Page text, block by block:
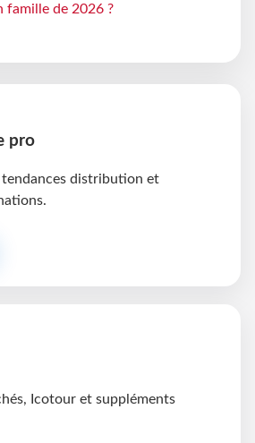
famille de 2026 ?
pro
tendances distribution et
Icotour et suppléments